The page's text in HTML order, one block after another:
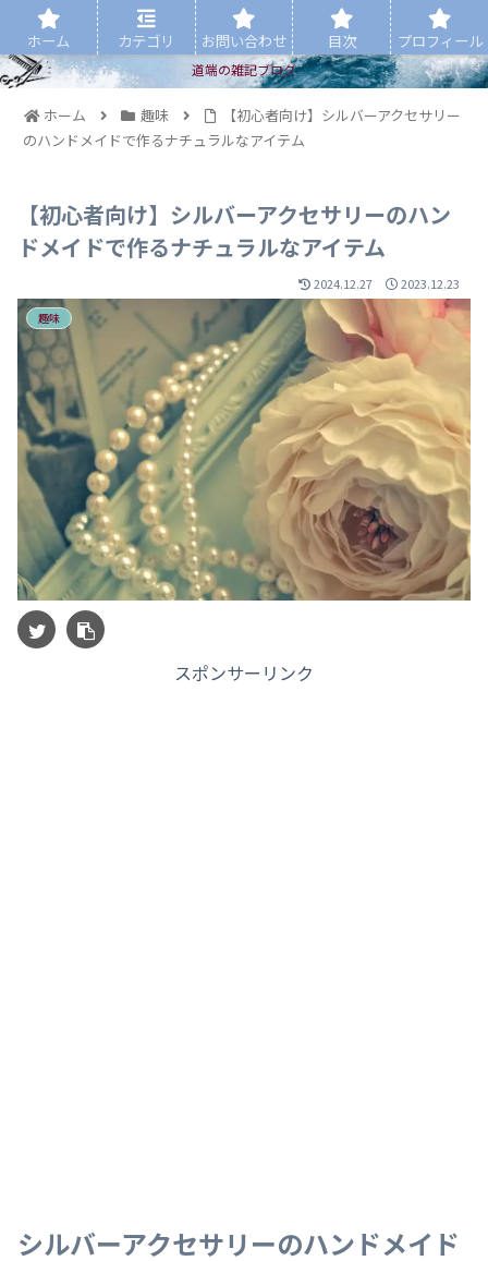
道端の雑記ブログ
ホーム 趣味
【初心者向け】シルバーアクセサリー
のハンドメイドで作るナチュラルなアイテム
【初心者向け】シルバーアクセサリーのハン
ドメイドで作るナチュラルなアイテム
2024.12.27 2023.12.23
趣味
スポンサーリンク
シルバーアクセサリーのハンドメイド
ホーム カテゴリ お問い合わせ 目次 プロフィール